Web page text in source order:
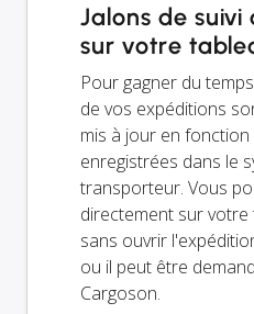
Jalons de
sur votre
Pour gagner du
de vos expéditions
mis à jour en
enregistrées dans le
transporteur. Vous
directement sur
sans ouvrir
ou il peut être
Cargoson.